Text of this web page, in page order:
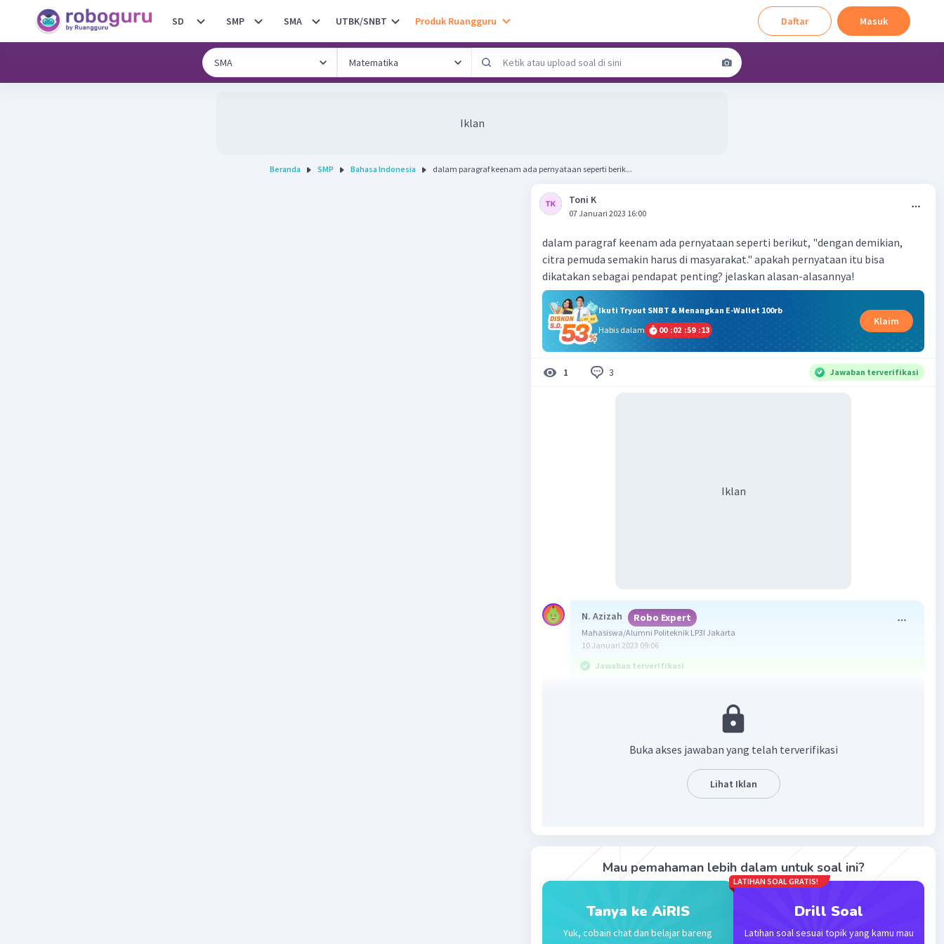
SD SMP SMA UTBK/SNBT Produk Ruangguru Daftar Masuk
Iklan
Beranda SMP Bahasa Indonesia dalam paragraf keenam ada pernyataan seperti berik...
Toni K
07 Januari 2023 16:00
dalam paragraf keenam ada pernyataan seperti berikut, "dengan demikian,
citra pemuda semakin harus di masyarakat." apakah pernyataan itu bisa
dikatakan sebagai pendapat penting? jelaskan alasan-alasannya!
Ikuti Tryout SNBT & Menangkan E-Wallet 100rb
Habis dalam
00 :02 :59 :12
Klaim
1 3 Jawaban terverifikasi
Iklan
N. Azizah Robo Expert
Mahasiswa/Alumni Politeknik LP3I Jakarta
10 Januari 2023 09:06
Jawaban terverifikasi
pendapat atau fakta, tetapi merupakan
Simak penjelasan berikut
Menurut KBBI, simpulan adalah sesuatu yang disimpulkan atau
diikatkan. Simpulan bisa didefinisikan sebagai gagasan akhir dari
jadi, oleh karena itu, dan lain sebagainya.
Kalimat pada soal merupakan
karena menggunakan kata
'dengan demikian' yang digunakan untuk menyimpulkan mengapa
citra pemuda semakin harum.
Buka akses jawaban yang telah terverifikasi
Lihat Iklan
Mau pemahaman lebih dalam untuk soal ini?
Tanya ke AiRIS
Yuk, cobain chat dan belajar bareng
LATIHAN SOAL GRATIS!
Drill Soal
Latihan soal sesuai topik yang kamu mau